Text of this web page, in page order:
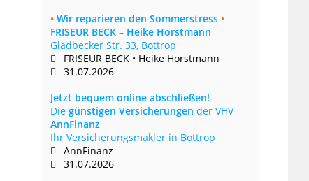
•Wir reparieren den Sommerstress •
FRISEUR BECK – Heike Horstmann
Gladbecker Str. 33, Bottrop
FRISEUR BECK • Heike Horstmann
31.07.2026
Jetzt bequem online abschließen!
Die günstigen Versicherungen der VHV
AnnFinanz
Ihr Versicherungsmakler in Bottrop
AnnFinanz
31.07.2026